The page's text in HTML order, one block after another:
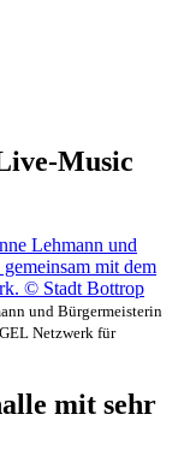
Music
und Bürgermeisterin
Netzwerk für
mit sehr